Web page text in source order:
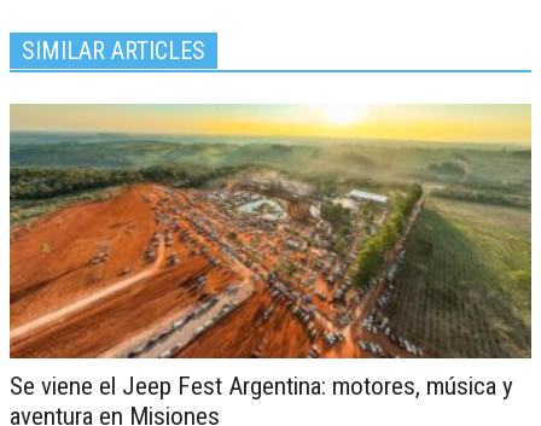
SIMILAR ARTICLES
Se viene el Jeep Fest Argentina: motores, música y
aventura en Misiones